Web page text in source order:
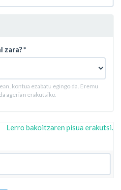
zara?*
kontua ezabatu egingo da. Eremu
agerian erakutsiko.
Lerro bakoitzaren pisua erakutsi.